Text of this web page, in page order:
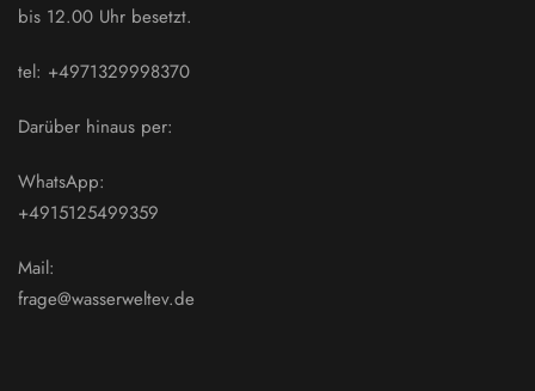
bis 12.00 Uhr besetzt.
tel: +4971329998370
Darüber hinaus per:
WhatsApp:
+4915125499359
Mail:
frage@wasserweltev.de